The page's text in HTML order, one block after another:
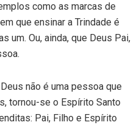
como as marcas de
que ensinar a Trindade é
um. Ou, ainda, que Deus Pai,
não é uma pessoa que
tornou-se o Espírito Santo
Pai, Filho e Espírito